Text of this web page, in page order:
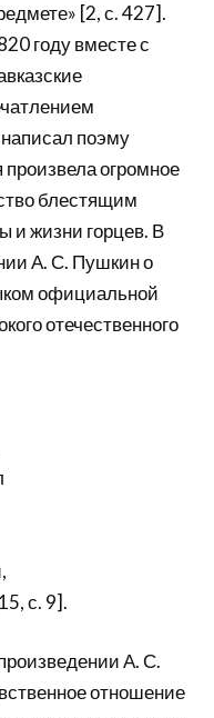
[2, с. 427].
году вместе с
поэму
произвела огромное
блестящим
и жизни горцев. В
А. С. Пушкин о
официальной
отечественного
с. 9].
А. С.
отношение